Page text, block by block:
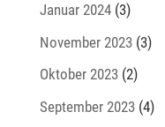
Januar 2024(3)
November 2023(3)
Oktober 2023(2)
September 2023(4)